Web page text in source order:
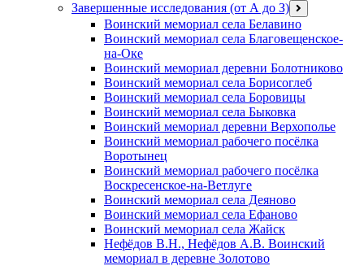
Завершенные исследования (от А до З) открыть
меню
Воинский мемориал села Белавино
Воинский мемориал села Благовещенское-
на-Оке
Воинский мемориал деревни Болотниково
Воинский мемориал села Борисоглеб
Воинский мемориал села Боровицы
Воинский мемориал села Быковка
Воинский мемориал деревни Верхополье
Воинский мемориал рабочего посёлка
Воротынец
Воинский мемориал рабочего посёлка
Воскресенское-на-Ветлуге
Воинский мемориал села Деяново
Воинский мемориал села Ефаново
Воинский мемориал села Жайск
Нефёдов В.Н., Нефёдов А.В. Воинский
мемориал в деревне Золотово